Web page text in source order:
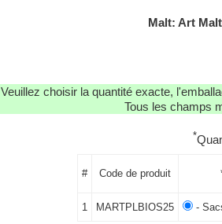
Malt: Art
Veuillez choisir la quantité exacte,
Tous les champs
*
# Code de produit
1 MARTPLBIOS25 -